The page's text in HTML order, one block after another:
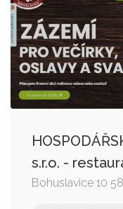
s.r.o. -
Bohuslavice 10